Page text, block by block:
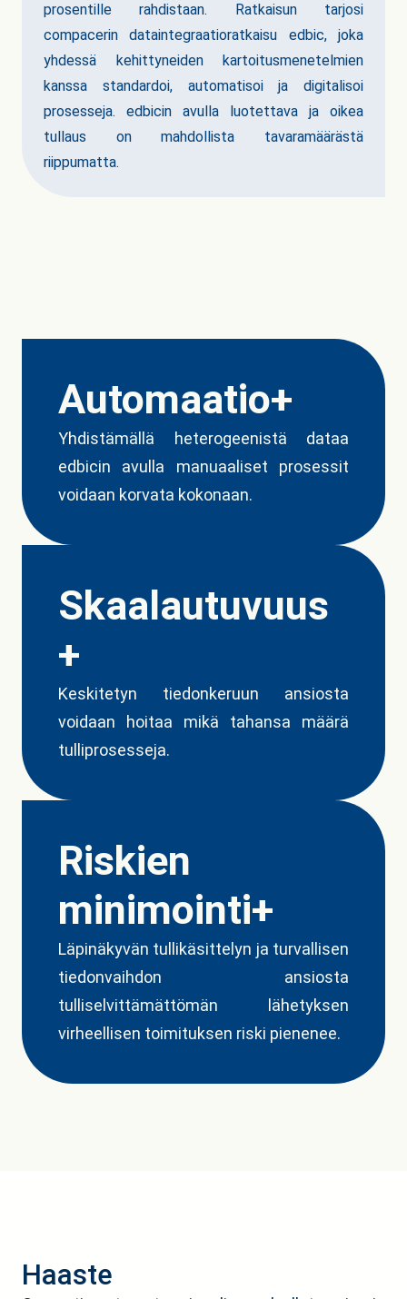
prosentille rahdistaan. Ratkaisun tarjosi
compacerin dataintegraatioratkaisu edbic, joka
yhdessä kehittyneiden kartoitusmenetelmien
kanssa standardoi, automatisoi ja digitalisoi
prosesseja. edbicin avulla luotettava ja oikea
tullaus on mahdollista tavaramäärästä
riippumatta.
Automaatio+
Yhdistämällä heterogeenistä dataa
edbicin avulla manuaaliset prosessit
voidaan korvata kokonaan.
Skaalautuvuus
+
Keskitetyn tiedonkeruun ansiosta
voidaan hoitaa mikä tahansa määrä
tulliprosesseja.
Riskien
minimointi+
Läpinäkyvän tullikäsittelyn ja turvallisen
tiedonvaihdon ansiosta
tulliselvittämättömän lähetyksen
virheellisen toimituksen riski pienenee.
Haaste